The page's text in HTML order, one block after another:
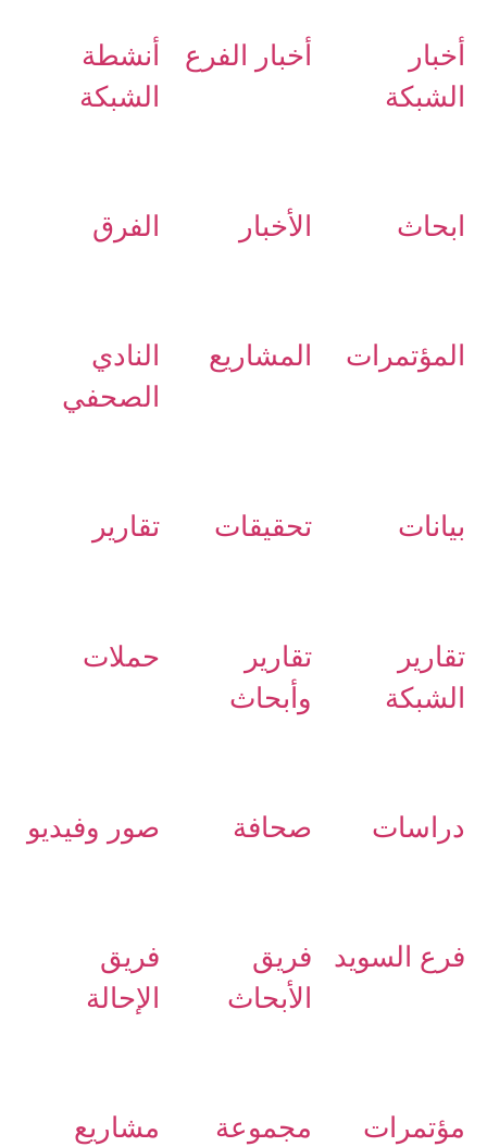
أخبار
الشبكة
أخبار الفرع
أنشطة
الشبكة
ابحاث الأخبار الفرق
المؤتمرات المشاريع
النادي
الصحفي
بيانات تحقيقات تقارير
تقارير
الشبكة
تقارير
وأبحاث
حملات
دراسات صحافة صور وفيديو
فرع السويد
فريق
الأبحاث
فريق
الإحالة
مؤتمرات مجموعة مشاريع